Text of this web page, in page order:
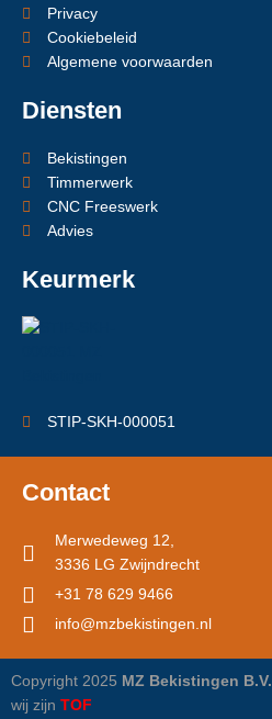
Privacy
Cookiebeleid
Algemene voorwaarden
Diensten
Bekistingen
Timmerwerk
CNC Freeswerk
Advies
Keurmerk
STIP-SKH-000051
Contact
Merwedeweg 12,
3336 LG Zwijndrecht
+31 78 629 9466
info@mzbekistingen.nl
Copyright 2025 MZ Bekistingen B.V.
wij zijn TOF